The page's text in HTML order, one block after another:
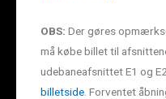
OBS: Der gøres
må købe billet til
udebaneafsnittet E1 og
billetside . Forventet